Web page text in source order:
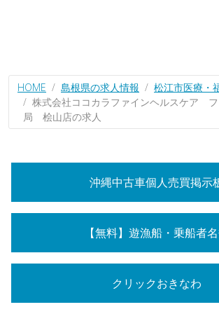
HOME 島根県の求人情報
松江市医療・
株式会社ココカラファインヘルスケア
局 桧山店の求人
沖縄中古車個人売買掲示
【無料】遊漁船・乗船者
クリックおきなわ